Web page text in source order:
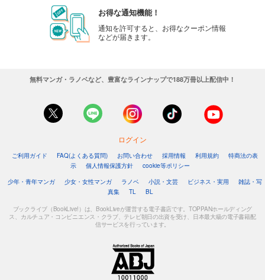
お得な通知機能！
通知を許可すると、お得なクーポン情報
などが届きます。
無料マンガ・ラノベなど、豊富なラインナップで188万冊以上配信中！
ログイン
ご利用ガイド FAQ(よくある質問) お問い合わせ 採用情報 利用規約
特商法の表
示
個人情報保護方針
cookie等ポリシー
少年・青年マンガ
少女・女性マンガ ラノベ 小説・文芸 ビジネス・実用
雑誌・写
真集
TL BL
ブックライブ（BookLive!）は、BookLiveが運営する電子書店です。TOPPANホールディング
ス、カルチュア・コンビニエンス・クラブ、テレビ朝日の出資を受け、日本最大級の電子書籍配
信サービスを行っています。